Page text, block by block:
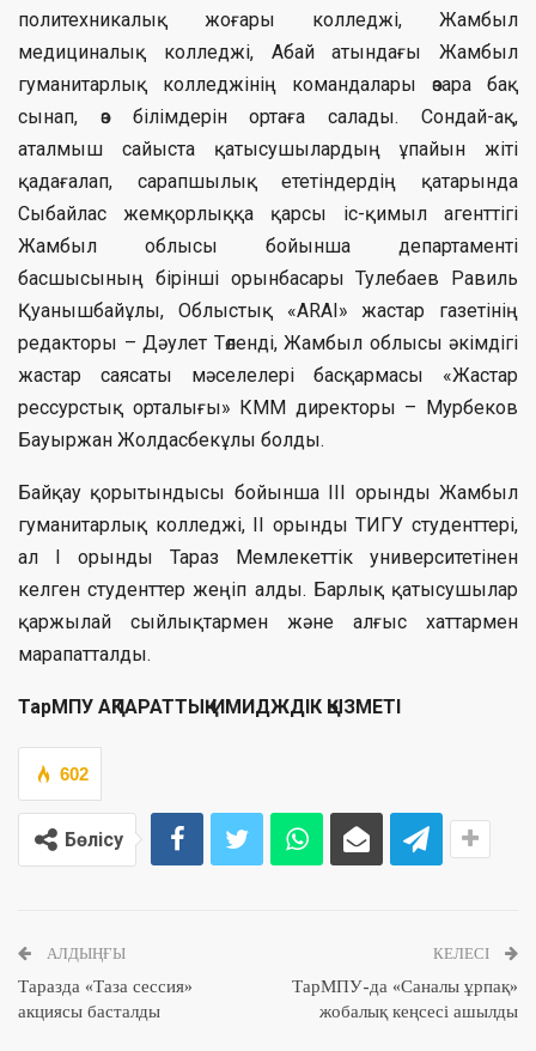
политехникалық жоғары колледжі, Жамбыл
медициналық колледжі, Абай атындағы Жамбыл
гуманитарлық колледжінің командалары өзара бақ
сынап, өз білімдерін ортаға салады. Сондай-ақ,
аталмыш сайыста қатысушылардың ұпайын жіті
қадағалап, сарапшылық ететіндердің қатарында
Сыбайлас жемқорлыққа қарсы іс-қимыл агенттігі
Жамбыл облысы бойынша департаменті
басшысының бірінші орынбасары Тулебаев Равиль
Қуанышбайұлы, Облыстық «ARAI» жастар газетінің
редакторы – Дәулет Төленді, Жамбыл облысы әкімдігі
жастар саясаты мәселелері басқармасы «Жастар
рессурстық орталығы» КММ директоры – Мурбеков
Бауыржан Жолдасбекұлы болды.
Байқау қорытындысы бойынша ІІІ орынды Жамбыл
гуманитарлық колледжі, ІІ орынды ТИГУ студенттері,
ал І орынды Тараз Мемлекеттік университетінен
келген студенттер жеңіп алды. Барлық қатысушылар
қаржылай сыйлықтармен және алғыс хаттармен
марапатталды.
ТарМПУ АҚПАРАТТЫҚ-ИМИДЖДІК ҚЫЗМЕТІ
602
Бөлісу
АЛДЫҢҒЫ
Таразда «Таза сессия»
акциясы басталды
КЕЛЕСІ
ТарМПУ-да «Саналы ұрпақ»
жобалық кеңсесі ашылды